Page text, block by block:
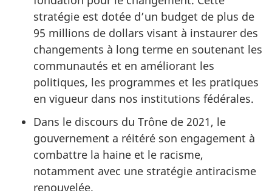
stratégie est dotée d’un budget de plus de
95 millions de dollars visant à instaurer des
changements à long terme en soutenant les
communautés et en améliorant les
politiques, les programmes et les pratiques
en vigueur dans nos institutions fédérales.
Dans le discours du Trône de 2021, le
gouvernement a réitéré son engagement à
combattre la haine et le racisme,
notamment avec une stratégie antiracisme
renouvelée.